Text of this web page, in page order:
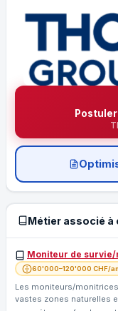
Métier associé
Moniteur de
60'000–120'000 CHF/an
Les moniteurs/
vastes zones naturelles